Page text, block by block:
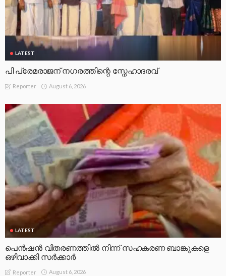
LATEST
പി പ്രേമരാജന് നഗരത്തിന്റെ സ്നേഹാദരവ്
Reporter August 6, 2026
LATEST
പെൻഷൻ വിതരണത്തിൽ നിന്ന് സഹകരണ ബാങ്കുകളെ
ഒഴിവാക്കി സർക്കാർ
Reporter August 6, 2026